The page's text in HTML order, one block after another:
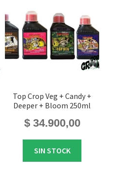
Top Crop Veg + Candy +
Deeper + Bloom 250ml
$34.900,00
SIN STOCK